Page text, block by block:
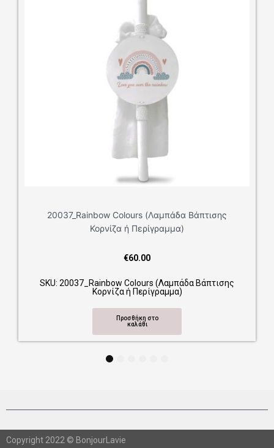
20037_Rainbow Colours (Λαμπάδα Βάπτισης
Κορνίζα ή Περίγραμμα)
60.00
SKU: 20037_Rainbow Colours (Λαμπάδα Βάπτισης
Κορνίζα ή Περίγραμμα)
Προσθήκη στο
4
Copyright 2022 © BonjourLavie